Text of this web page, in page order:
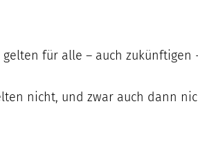
für alle – auch
nicht, und zwar auch dann